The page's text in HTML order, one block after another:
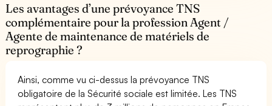
Les avantages d’une prévoyance TNS
complémentaire pour la profession Agent /
Agente de maintenance de matériels de
reprographie ?
Ainsi, comme vu ci-dessus la prévoyance TNS
obligatoire de la Sécurité sociale est limitée. Les TNS